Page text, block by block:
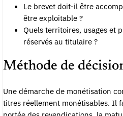
Le brevet doit-il être
être exploitable ?
Quels territoires, usages et
réservés au titulaire ?
Méthode de
Une démarche de monétisation
titres réellement monétisables. Il